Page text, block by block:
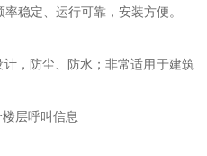
稳定、运行可靠，安装方便。
，防尘、防水；非常适用于建筑
层呼叫信息